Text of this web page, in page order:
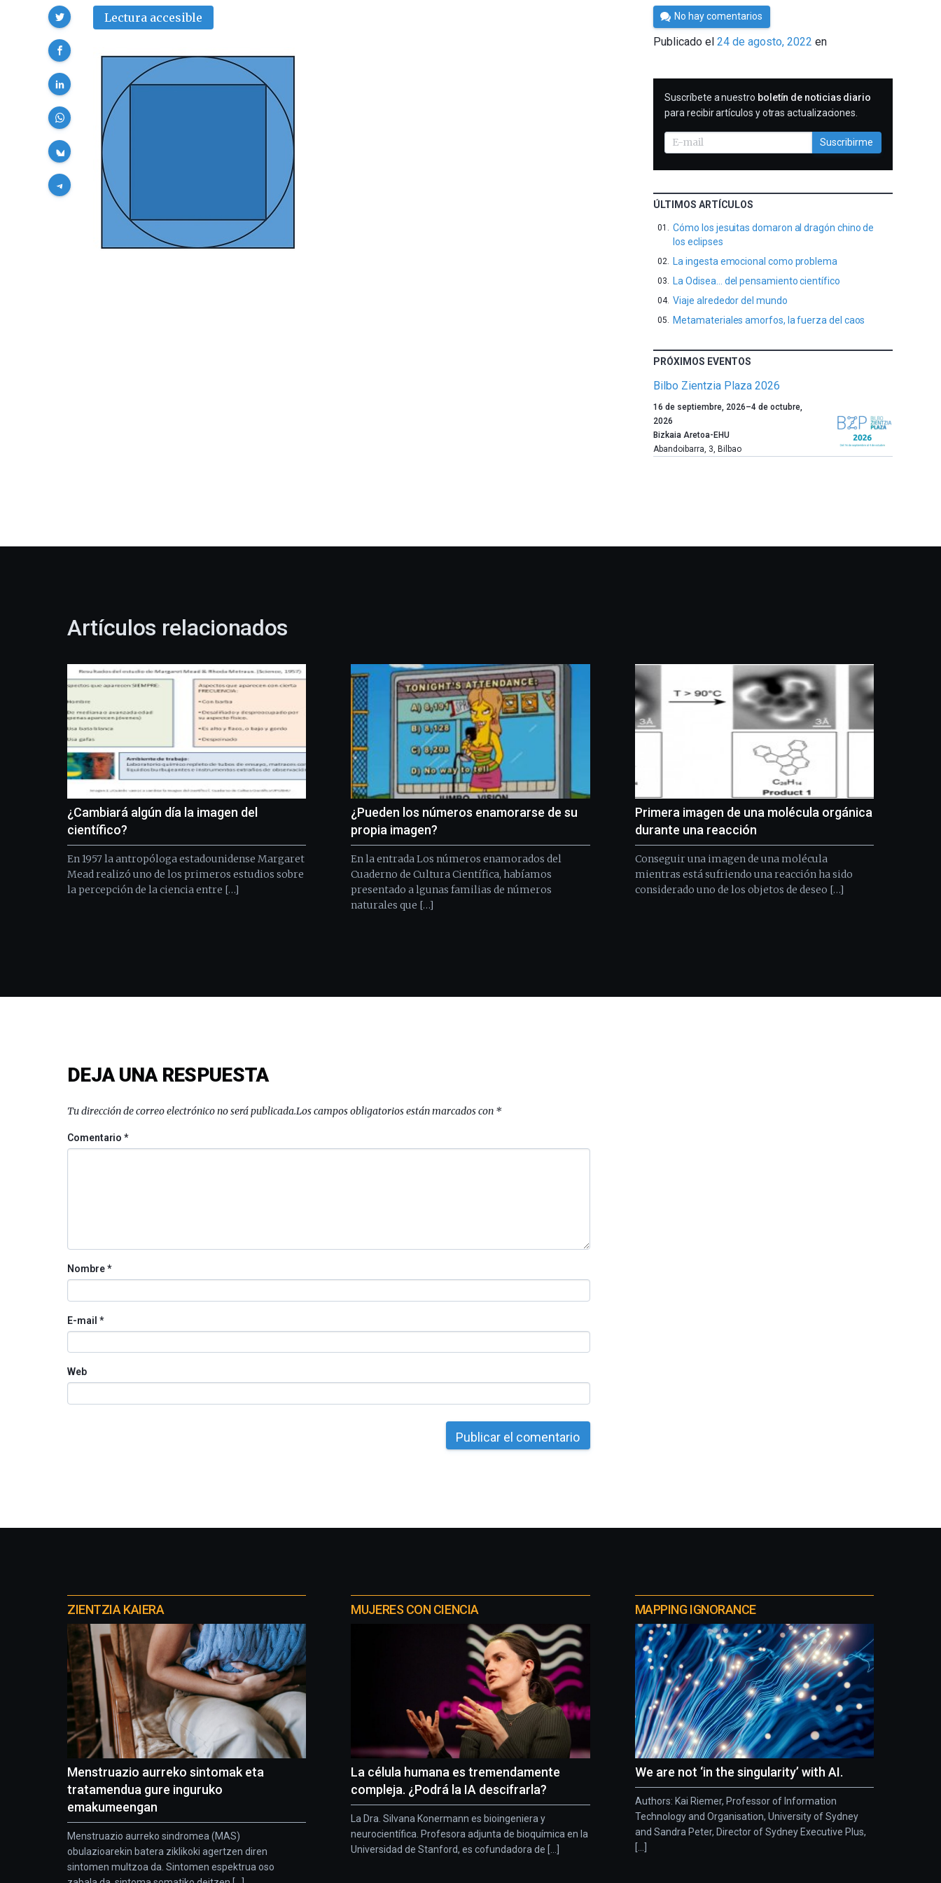
Lectura accesible
Compartir
Por
César
Tomé
No hay comentarios
Publicado el24 de agosto, 2022 en
SUSCRIBIRME
Suscríbete a nuestro boletín de noticias diario
para recibir artículos y otras actualizaciones.
Suscribirme
ÚLTIMOS ARTÍCULOS
Cómo los jesuitas domaron al dragón chino de
los eclipses
La ingesta emocional como problema
La Odisea… del pensamiento científico
Viaje alrededor del mundo
Metamateriales amorfos, la fuerza del caos
PRÓXIMOS EVENTOS
Bilbo Zientzia Plaza 2026
Un
año
más,
Bilbao
la
festival
que
monólogos,
exposiciones,
conferencias,
y
espectáculos
de
16 de septiembre, 2026–4 de octubre,
2026
Bizkaia Aretoa-EHU
Abandoibarra, 3, Bilbao
Artículos relacionados
¿Cambiará algún día la imagen del
científico?
En 1957 la antropóloga estadounidense Margaret
Mead realizó uno de los primeros estudios sobre
la percepción de la ciencia entre […]
¿Pueden los números enamorarse de su
propia imagen?
En la entrada Los números enamorados del
Cuaderno de Cultura Científica, habíamos
presentado a lgunas familias de números
naturales que […]
Primera imagen de una molécula orgánica
durante una reacción
Conseguir una imagen de una molécula
mientras está sufriendo una reacción ha sido
considerado uno de los objetos de deseo […]
DEJA UNA RESPUESTA
Tu dirección de correo electrónico no será publicada.Los campos obligatorios están marcados con *
Comentario*
Nombre*
E-mail *
Web
proyectos
ZIENTZIA KAIERA
Menstruazio aurreko sintomak eta
tratamendua gure inguruko
emakumeengan
Menstruazio aurreko sindromea (MAS)
obulazioarekin batera ziklikoki agertzen diren
sintomen multzoa da. Sintomen espektrua oso
MUJERES CON CIENCIA
La célula humana es tremendamente
compleja. ¿Podrá la IA descifrarla?
La Dra. Silvana Konermann es bioingeniera y
neurocientífica. Profesora adjunta de bioquímica en la
Universidad de Stanford, es cofundadora de [...]
MAPPING IGNORANCE
We are not ‘in the singularity’ with AI.
Authors: Kai Riemer, Professor of Information
Technology and Organisation, University of Sydney
and Sandra Peter, Director of Sydney Executive Plus,
[...]